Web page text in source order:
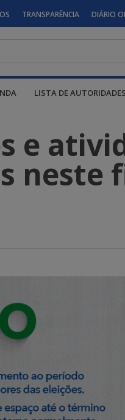
TRANSPARÊNCIA DIÁRIO
LISTA DE AUTORIDADES
e
neste